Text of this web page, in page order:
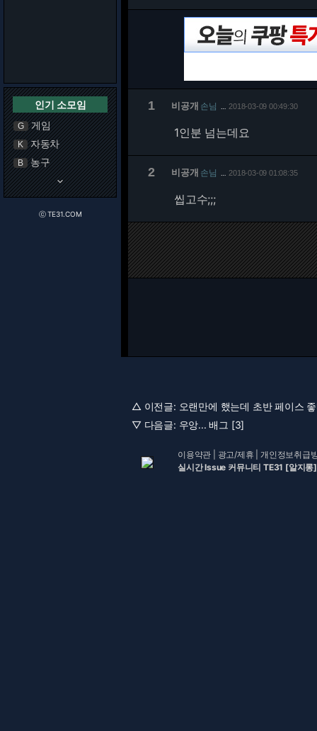
인기 소모임
G 게임
K 자동차
B 농구
keyboard_arrow_down
ⓒ TE31.COM
1 비공개 손님 2018-03-09 00:49:30
1인분 넘는데요
2 비공개 손님 2018-03-09 01:08:35
씹고수;;;
△ 이전글: 오랜만에 했는데 초반 페이스
▽ 다음글: 우앙... 배그 [3]
이용약관 광고/제휴 |개인정보취급
실시간 Issue 커뮤니티 TE31 [알지